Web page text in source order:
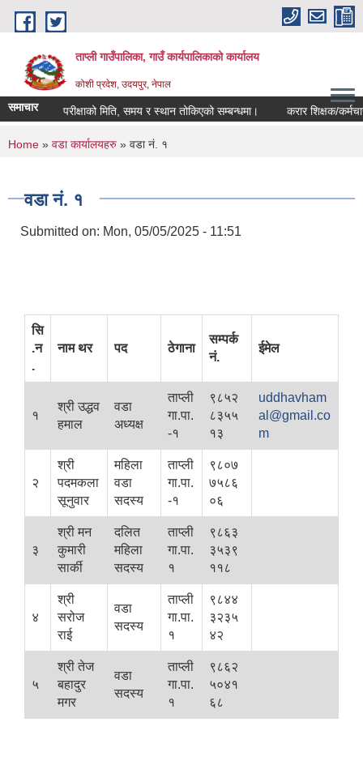
Skip to main content
ताप्ली गाउँपालिका, गाउँ कार्यपालिकाको कार्यालय
कोशी प्रदेश, उदयपुर, नेपाल
समाचार
लिखित परीक्षाको मिति, समय र स्थान तोकिएको सम्बन्धमा। करार शिक्षक/कर्मचारी
You are here
Home » वडा कार्यालयहरु » वडा नं. १
वडा नं. १
Submitted on: Mon, 05/05/2025 - 11:51
सि
.न
.
नाम थर पद ठेगाना
सम्पर्क
नं.
ईमेल
१
श्री उद्धव
हमाल
वडा
अध्यक्ष
ताप्ली
गा.पा.
-१
९८५२
८३५५
१३
uddhavham
al@gmail.co
m
२
श्री
पदमकला
सूनुवार
महिला
वडा
सदस्य
ताप्ली
गा.पा.
-१
९८०७
७५८६
०६
३
श्री मन
कुमारी
सार्की
दलित
महिला
सदस्य
ताप्ली
गा.पा.
१
९८६३
३५३९
११८
४
श्री
सरोज
राई
वडा
सदस्य
ताप्ली
गा.पा.
१
९८४४
३२३५
४२
५
श्री तेज
बहादुर
मगर
वडा
सदस्य
ताप्ली
गा.पा.
१
९८६२
५०४१
६८